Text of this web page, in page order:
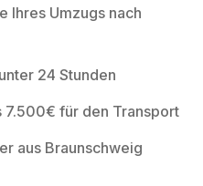
Ihres Umzugs nach
24 Stunden
7.500€ für den Transport
aus Braunschweig